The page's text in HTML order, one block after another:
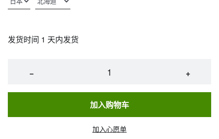
发货时间 1 天内发货
− +
加入购物车
加入心愿单